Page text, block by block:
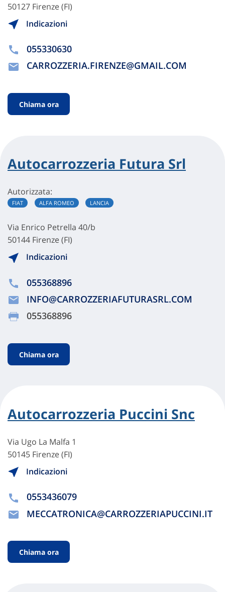
50127 Firenze (FI)
Indicazioni
055330630
CARROZZERIA.FIRENZE@GMAIL.COM
Chiama ora
Autocarrozzeria Futura Srl
Autorizzata:
FIAT ALFA ROMEO LANCIA
Via Enrico Petrella 40/b
50144 Firenze (FI)
Indicazioni
055368896
INFO@CARROZZERIAFUTURASRL.COM
055368896
Chiama ora
Autocarrozzeria Puccini Snc
Via Ugo La Malfa 1
50145 Firenze (FI)
Indicazioni
0553436079
MECCATRONICA@CARROZZERIAPUCCINI.IT
Chiama ora